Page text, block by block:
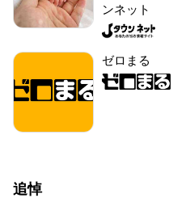
ンネット
ゼロまる
追悼